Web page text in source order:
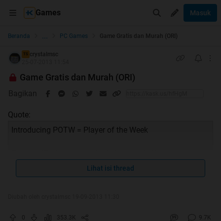
Games Masuk
Beranda ... PC Games Game Gratis dan Murah (ORI)
TS crystalmsc
Game Gratis dan Murah (ORI)
Bagikan
Quote:
Introducing POTW = Player of the Week
sebagai POTW di group steam:
http://steamcommunity.com/groups/gamers_id
membudayakan "Timpuk Cendol Massal" buat POTW.
Lihat isi thread
353.3K 9.7K